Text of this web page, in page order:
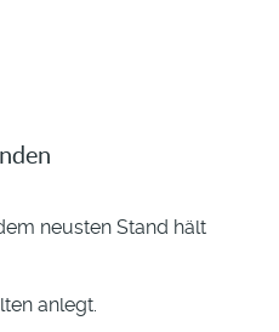
neusten Stand hält
anlegt.